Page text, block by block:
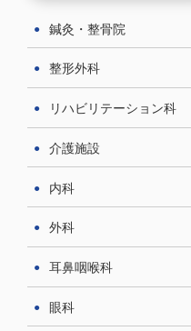
鍼灸・整骨院
整形外科
リハビリテーション科
介護施設
内科
外科
耳鼻咽喉科
眼科